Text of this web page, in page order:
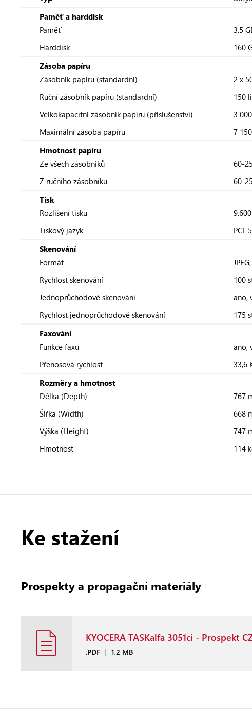
Paměť a harddisk
Paměť
3.5
Harddisk
160
Zásoba papíru
Zásobník papíru (standardní)
2 x
Ruční zásobník papíru (standardní)
150
Velkokapacitní zásobník papíru (příslušenství)
3
Maximální zásoba papíru
7
Hmotnost papíru
Ze všech zásobníků
60-
Z ručního zásobníku
60-
Tisk
Rozlišení tisku
Tiskový jazyk
PCL
Skenování
Formát
Rychlost skenování
100
Jednoprůchodové skenování
ano,
Rychlost jednoprůchodové skenování
175
Faxování
Funkce faxu
ano,
Přenosová rychlost
33,6
Rozměry a hmotnost
Délka (Depth)
767
Šířka (Width)
668
Výška (Height)
747
Hmotnost
114
Ke stažení
Prospekty a propagační materiály
KYOCERA TASKalfa 3051ci - Prospekt
.PDF | 1,2 MB